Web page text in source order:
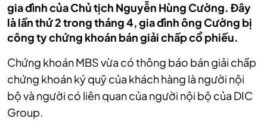
gia đình của Chủ tịch Nguyễn Hùng Cường. Đây
là lần thứ 2 trong tháng 4, gia đình ông Cường bị
công ty chứng khoán bán giải chấp cổ phiếu.
Chứng khoán MBS vừa có thông báo bán giải chấp
chứng khoán ký quỹ của khách hàng là người nội
bộ và người có liên quan của người nội bộ của DIC
Group.